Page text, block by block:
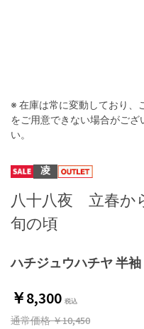
※ 在庫は常に変動しており、
をご用意できない場合がご
い。
ハチジュウハチヤ 半袖
凌
八十八夜 立春か
旬の頃
￥8,300
通常価格￥10,450